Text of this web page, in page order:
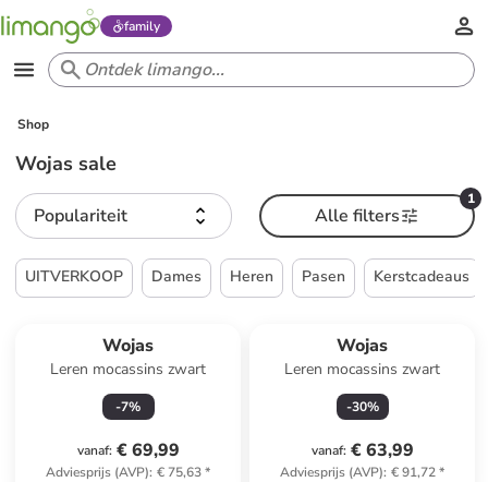
family
Shop
Wojas sale
Populariteit
1
Alle filters
UITVERKOOP Dames Heren Pasen Kerstcadeaus
Wojas
Leren mocassins zwart
-7%
vanaf: € 69,99
Adviesprijs (AVP): € 75,63*
Wojas
Leren mocassins zwart
-30%
vanaf: € 63,99
Adviesprijs (AVP): € 91,72*